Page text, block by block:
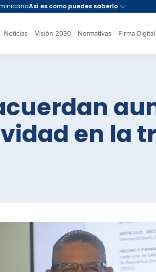
Noticias Visión 2030 Normativas Firma Digital
en la